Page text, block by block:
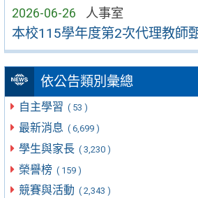
2026-06-26 人事室
本校115學年度第2次代理教師
依公告類別彙總
自主學習 ( 53 )
最新消息 ( 6,699 )
學生與家長 ( 3,230 )
榮譽榜 ( 159 )
競賽與活動 ( 2,343 )